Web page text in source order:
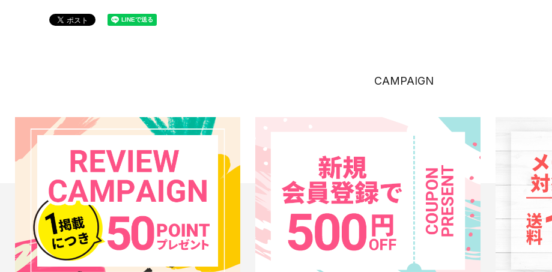
CAMPAIGN